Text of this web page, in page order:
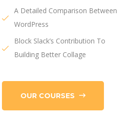
A Detailed Comparison Between
WordPress
Block Slack’s Contribution To
Building Better Collage
OUR COURSES